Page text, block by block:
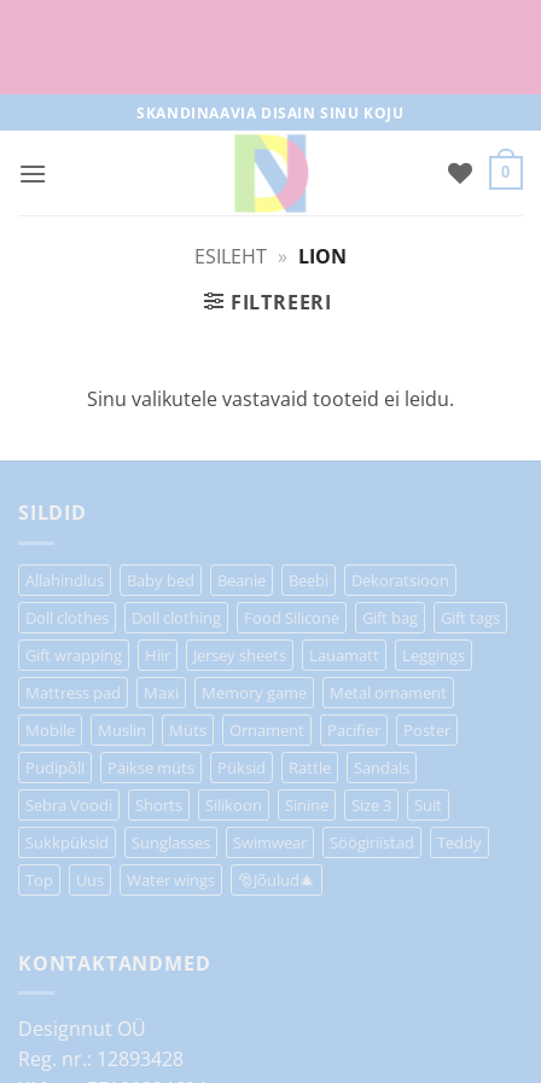
to
content
SKANDINAAVIA DISAIN SINU KOJU
0
ESILEHT » LION
FILTREERI
Sinu valikutele vastavaid tooteid ei leidu.
SILDID
Allahindlus Baby bed Beanie Beebi
Dekoratsioon
Doll clothes
Doll clothing Food Silicone Gift bag
Gift tags
Gift wrapping
Hiir Jersey sheets Lauamatt
Leggings
Mattress pad
Maxi Memory game
Metal ornament
Mobile
Muslin Müts Ornament Pacifier
Poster
Pudipõll
Päikse müts Püksid Rattle
Sandals
Sebra Voodi
Shorts Silikoon Sinine Size 3
Suit
Sukkpüksid
Sunglasses Swimwear Söögiriistad
Teddy
Top
Uus Water wings 🎅Jõulud🎄
KONTAKTANDMED
Designnut OÜ
Reg. nr.: 12893428